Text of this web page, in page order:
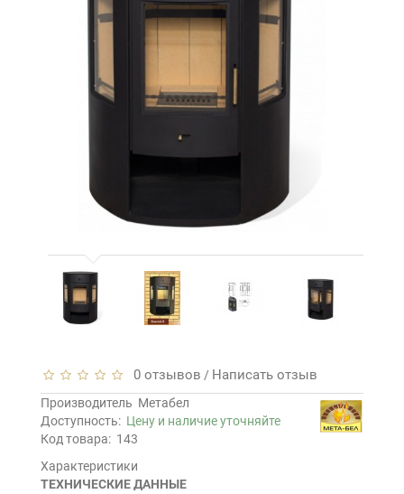
0 отзывов / Написать отзыв
Производитель Метабел
Доступность: Цену и наличие уточняйте
Код товара: 143
Характеристики
ТЕХНИЧЕСКИЕ ДАННЫЕ